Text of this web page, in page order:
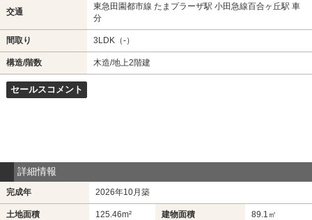
交通
東急田園都市線 たまプラーザ駅 小田急線百合ヶ丘駅 車
分
間取り 3LDK（-）
構造/階数 木造/地上2階建
セールスコメント
詳細情報
完成年 2026年10月築
土地面積 125.46m² 建物面積 89.1㎡